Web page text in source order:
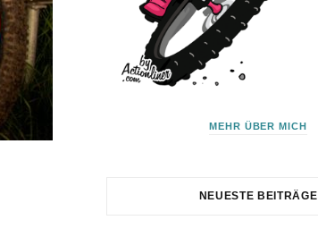
MEHR ÜBER MICH
NEUESTE BEITRÄGE